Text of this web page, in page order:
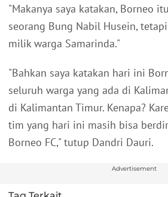
"Makanya saya katakan, Borneo
seorang Bung Nabil Husein,
milik warga Samarinda."
"Bahkan saya katakan hari ini
seluruh warga yang ada di
di Kalimantan Timur. Kenapa?
tim yang hari ini masih bisa
Borneo FC," tutup Dandri Dauri.
Advertisement